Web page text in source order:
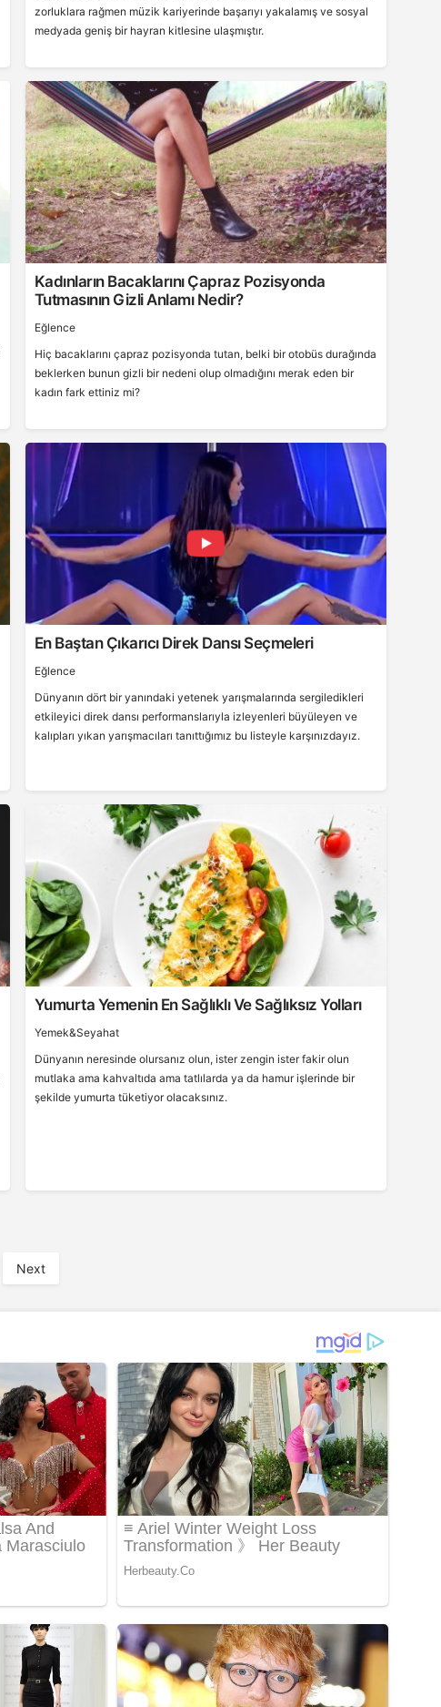
zorluklara rağmen müzik kariyerinde başarıyı yakalamış ve sosyal
medyada geniş bir hayran kitlesine ulaşmıştır.
Kadınların Bacaklarını Çapraz Pozisyonda
Tutmasının Gizli Anlamı Nedir?
Eğlence
Hiç bacaklarını çapraz pozisyonda tutan, belki bir otobüs durağında
beklerken bunun gizli bir nedeni olup olmadığını merak eden bir
kadın fark ettiniz mi?
En Baştan Çıkarıcı Direk Dansı Seçmeleri
Eğlence
Dünyanın dört bir yanındaki yetenek yarışmalarında sergiledikleri
etkileyici direk dansı performanslarıyla izleyenleri büyüleyen ve
kalıpları yıkan yarışmacıları tanıttığımız bu listeyle karşınızdayız.
Yumurta Yemenin En Sağlıklı Ve Sağlıksız Yolları
Yemek&Seyahat
Dünyanın neresinde olursanız olun, ister zengin ister fakir olun
mutlaka ama kahvaltıda ama tatlılarda ya da hamur işlerinde bir
şekilde yumurta tüketiyor olacaksınız.
Next